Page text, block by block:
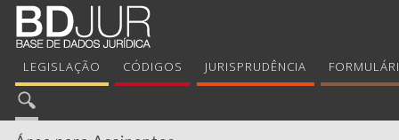
LEGISLAÇÃO CÓDIGOS JURISPRUDÊNCIA